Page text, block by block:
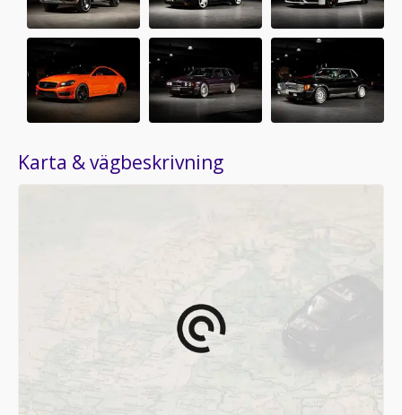
Karta & vägbeskrivning